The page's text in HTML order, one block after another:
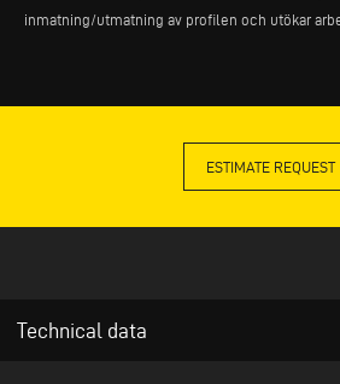
inmatning/utmatning av profilen och utökar
ESTIMATE REQUEST
Technical data